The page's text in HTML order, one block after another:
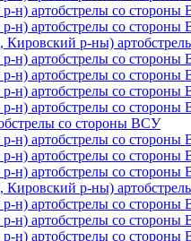
р-н) артобстрелы со
р-н) артобстрелы со
Кировский р-ны)
р-н) артобстрелы со
р-н) артобстрелы со
р-н) артобстрелы со
р-н) артобстрелы со
со стороны ВСУ
н) артобстрелы со
н) артобстрелы со
н) артобстрелы со
Кировский р-ны)
н) артобстрелы со
н) артобстрелы со
н) артобстрелы со